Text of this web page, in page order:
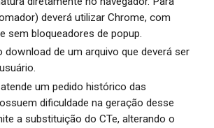
deverá utilizar Chrome, com
sem bloqueadores de popup.
download de um arquivo que deverá ser
um pedido histórico das
dificuldade na geração desse
a substituição do CTe, alterando o